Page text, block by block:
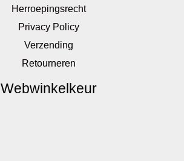
Herroepingsrecht
Privacy Policy
Verzending
Retourneren
Webwinkelkeur